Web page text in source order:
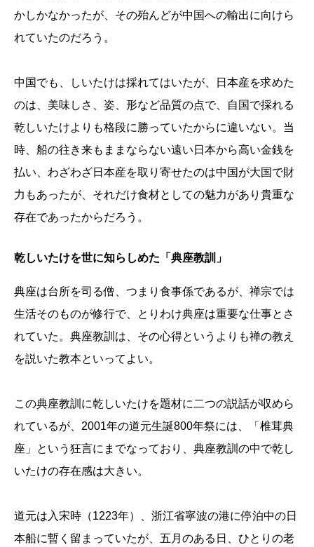
かしかなかったが、その殆んどが中国への輸出に向けら
れていたのだろう。
中国でも、しいたけは採れてはいたが、日本産を求めた
のは、美味しさ、姿、形など品質の点で、自国で採れる
乾しいたけよりも格段に勝っていたからに違いない。当
時、船の往き来もままならない遠い日本から高い金銭を
払い、わざわざ日本産を取り寄せたのは中国が大国で財
力もあったが、それだけ食材としての魅力があり貴重な
存在であったからだろう。
乾しいたけを世に知らしめた「典座教訓」
典座は台所を司る僧、つまり食事係であるが、禅宗では
生活そのものが修行で、とりわけ典座は重要な仕事とさ
れていた。典座教訓は、その心得というよりも禅の教え
を説いた教本といってよい。
この典座教訓に乾しいたけを題材に二つの説話が収めら
れているが、2001年の道元生誕800年祭には、「椎茸典
座」という狂言にまでなっており、典座教訓の中で乾し
いたけの存在感は大きい。
道元は入宋時（1223年）、浙江省寧波の港に停泊中の日
本船に暫く留まっていたが、五月のある日、ひとりの老